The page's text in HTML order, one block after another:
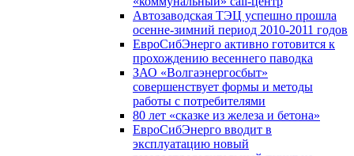
Автозаводская ТЭЦ успешно прошла
осенне-зимний период 2010-2011 годов
ЕвроСибЭнерго активно готовится к
прохождению весеннего паводка
ЗАО «Волгаэнергосбыт»
совершенствует формы и методы
работы с потребителями
80 лет «сказке из железа и бетона»
ЕвроСибЭнерго вводит в
эксплуатацию новый